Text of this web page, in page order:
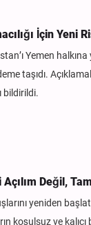
İçin Yeni
Yemen
taşıdı.
bildirildi.
Değil,
yeniden
ve kalıcı